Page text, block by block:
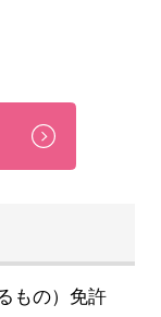
もの）免許